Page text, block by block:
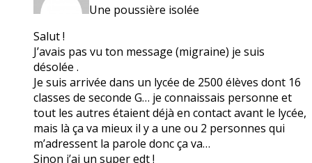
Une poussière isolée
Salut !
J’avais pas vu ton message (migraine) je suis
désolée .
Je suis arrivée dans un lycée de 2500 élèves dont 16
classes de seconde G… je connaissais personne et
tout les autres étaient déjà en contact avant le lycée,
mais là ça va mieux il y a une ou 2 personnes qui
m’adressent la parole donc ça va…
Sinon j’ai un super edt !